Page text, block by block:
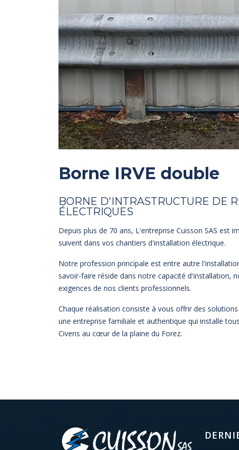
Borne IRVE double
BORNE D'INTRASTRUCTURE DE
ÉLECTRIQUES
Depuis plus de 70 ans, L'entreprise Cuisson SAS est
suivent dans vos chantiers d'installation électrique.
Notre profession principale est entre autre
savoir-faire réside dans notre capacité d'installation,
exigences de nos clients professionnels.
Chaque réalisation consiste à vous offrir des
une entreprise familiale et authentique qui installe
Civens au cœur de la plaine du Forez.